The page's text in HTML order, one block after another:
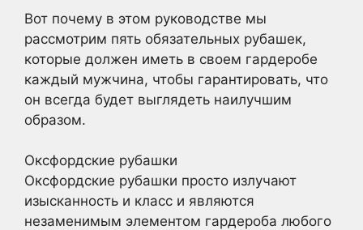
Вот почему в этом руководстве мы
рассмотрим пять обязательных рубашек,
которые должен иметь в своем гардеробе
каждый мужчина, чтобы гарантировать, что
он всегда будет выглядеть наилучшим
образом.
Оксфордские рубашки
Оксфордские рубашки просто излучают
изысканность и класс и являются
незаменимым элементом гардероба любого